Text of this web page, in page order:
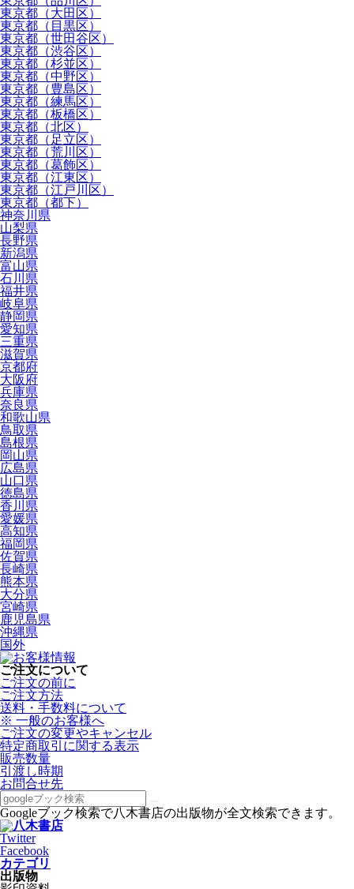
東京都（大田区）
東京都（目黒区）
東京都（世田谷区）
東京都（渋谷区）
東京都（杉並区）
東京都（中野区）
東京都（豊島区）
東京都（練馬区）
東京都（板橋区）
東京都（北区）
東京都（足立区）
東京都（荒川区）
東京都（葛飾区）
東京都（江東区）
東京都（江戸川区）
東京都（都下）
神奈川県
山梨県
長野県
新潟県
富山県
石川県
福井県
岐阜県
静岡県
愛知県
三重県
滋賀県
京都府
大阪府
兵庫県
奈良県
和歌山県
鳥取県
島根県
岡山県
広島県
山口県
徳島県
香川県
愛媛県
高知県
福岡県
佐賀県
長崎県
熊本県
大分県
宮崎県
鹿児島県
沖縄県
国外
ご注文について
ご注文の前に
ご注文方法
送料・手数料について
※ 一般のお客様へ
ご注文の変更やキャンセル
特定商取引に関する表示
販売数量
引渡し時期
お問合せ先
Googleブック検索で八木書店の出版物が全文検索できます。
Twitter
Facebook
カテゴリ
出版物